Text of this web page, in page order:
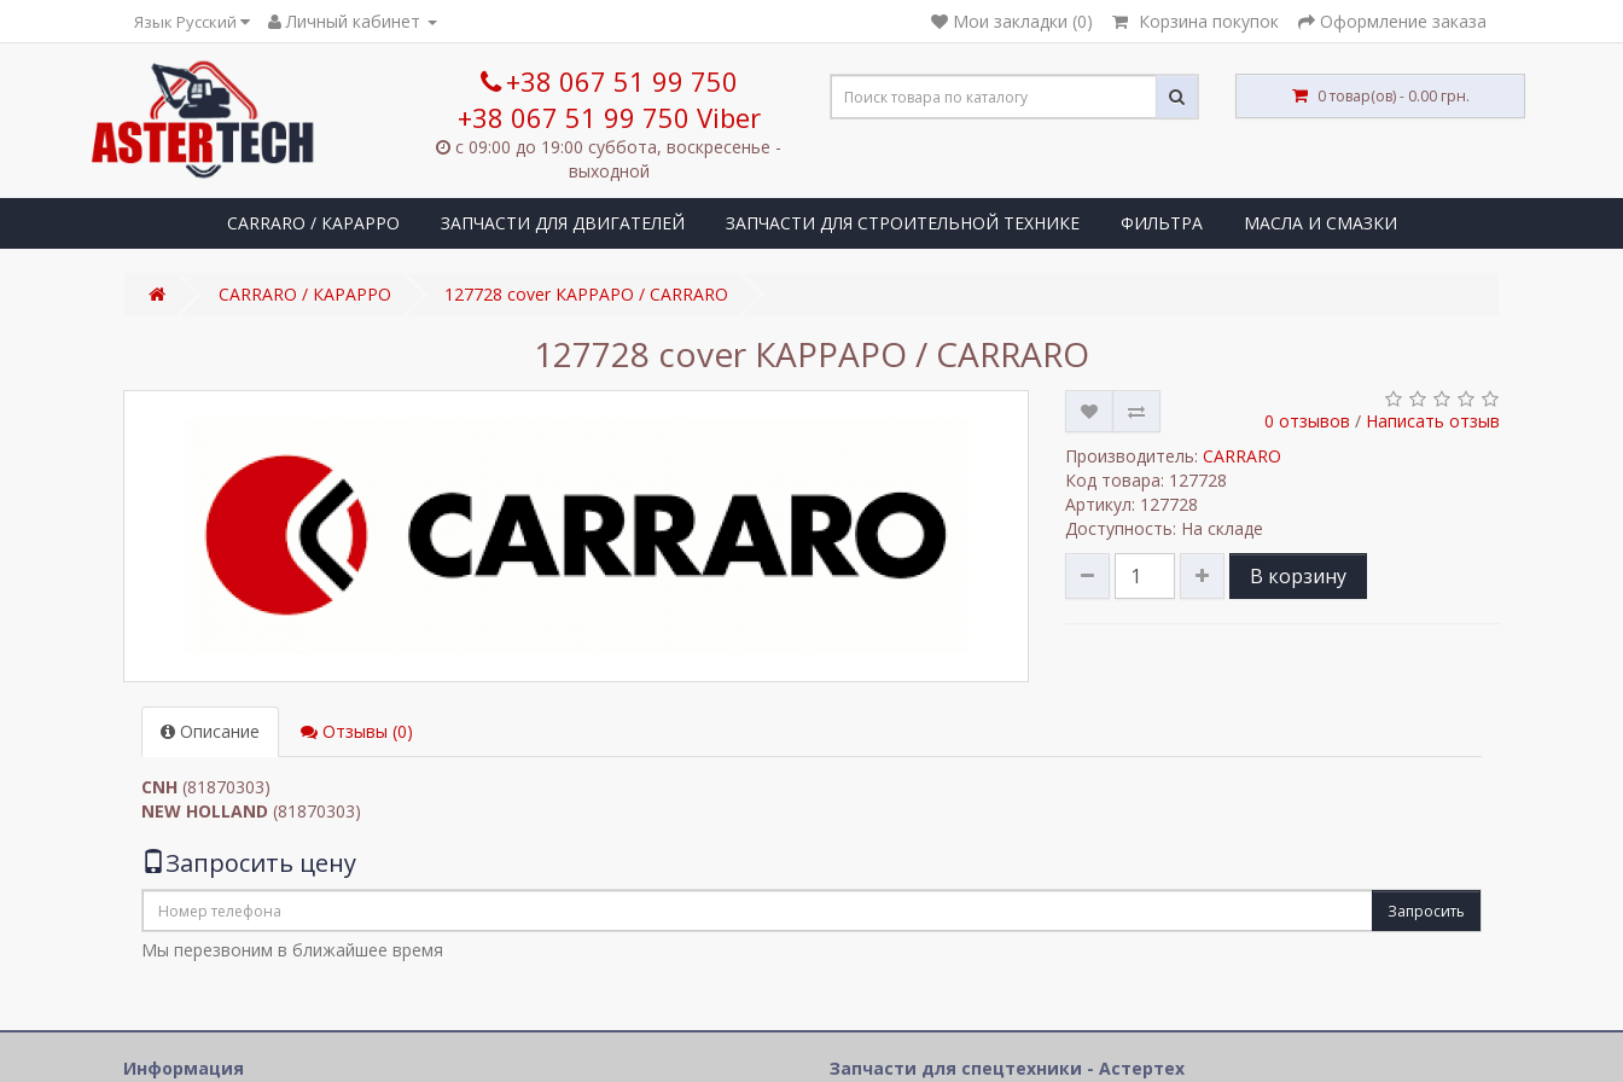
Язык Русский Личный кабинет Мои закладки (0) Корзина покупок Оформление заказа
+38 067 51 99 750
+38 067 51 99 750 Viber
с 09:00 до 19:00 суббота, воскресенье -
выходной
0 товар(ов) - 0.00 грн.
CARRARO / КАРАРРО ЗАПЧАСТИ ДЛЯ ДВИГАТЕЛЕЙ ЗАПЧАСТИ ДЛЯ СТРОИТЕЛЬНОЙ ТЕХНИКЕ ФИЛЬТРА МАСЛА И СМАЗКИ
CARRARO / КАРАРРО 127728 cover КАРРАРО / CARRARO
127728 cover КАРРАРО / CARRARO
0 отзывов / Написать отзыв
Производитель: CARRARO
Код товара: 127728
Артикул: 127728
Доступность: На складе
В корзину
Описание Отзывы (0)
CNH (81870303)
NEW HOLLAND (81870303)
Запросить цену
Запросить
Мы перезвоним в ближайшее время
Информация Запчасти для спецтехники - Астертех